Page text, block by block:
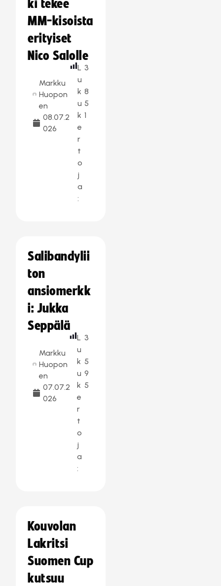
ki tekee
MM-kisoista
erityiset
Nico Salolle
Markku
Huopon
en
08.07.2
026
L
u
k
u
k
e
r
t
o
j
a
:
3
8
5
1
Salibandylii
ton
ansiomerkk
i: Jukka
Seppälä
Markku
Huopon
en
07.07.2
026
L
u
k
u
k
e
r
t
o
j
a
:
3
5
9
5
Kouvolan
Lakritsi
Suomen Cup
kutsuu